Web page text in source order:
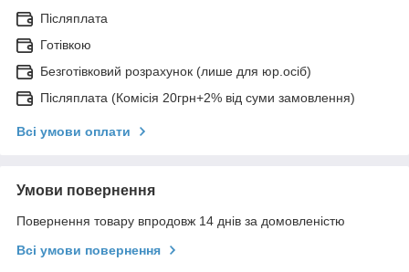
Післяплата
Готівкою
Безготівковий розрахунок (лише для юр.осіб)
Післяплата (Комісія 20грн+2% від суми замовлення)
Всі умови оплати
Умови повернення
Повернення товару впродовж 14 днів за домовленістю
Всі умови повернення